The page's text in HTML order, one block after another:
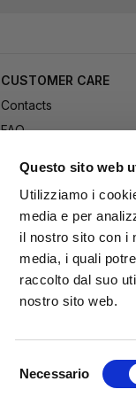
Questo sito web
Utilizziamo i
media e per
il nostro sito con i
media, i quali
raccolto dal suo
nostro sito web.
Necessario
CUSTOMER CARE
Contacts
FAQ
Payment
Delivery
Returns and refund
General conditions of
Exercise your right of
withdrawal